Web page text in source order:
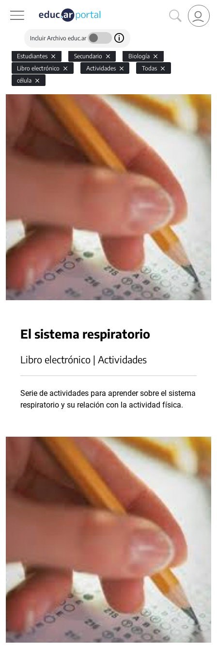
Incluir Archivo educ.ar
Estudiantes Secundario
Biología
Libro electrónico
Actividades
Todas
célula
El sistema respiratorio
Libro electrónico | Actividades
Serie de actividades para aprender sobre el sistema
respiratorio y su relación con la actividad física.